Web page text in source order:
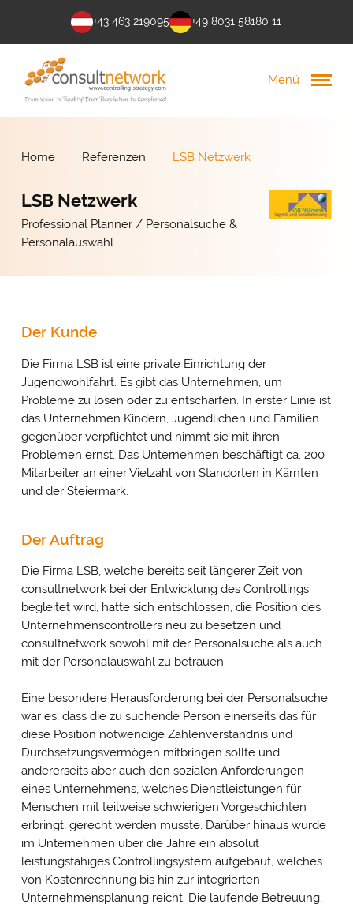
+43 463 219095 +49 8031 58180 11
Menü
Home Referenzen LSB Netzwerk
LSB Netzwerk
Professional Planner / Personalsuche &
Personalauswahl
Der Kunde
Die Firma LSB ist eine private Einrichtung der
Jugendwohlfahrt. Es gibt das Unternehmen, um
Probleme zu lösen oder zu entschärfen. In erster Linie ist
das Unternehmen Kindern, Jugendlichen und Familien
gegenüber verpflichtet und nimmt sie mit ihren
Problemen ernst. Das Unternehmen beschäftigt ca. 200
Mitarbeiter an einer Vielzahl von Standorten in Kärnten
und der Steiermark.
Der Auftrag
Die Firma LSB, welche bereits seit längerer Zeit von
consultnetwork bei der Entwicklung des Controllings
begleitet wird, hatte sich entschlossen, die Position des
Unternehmenscontrollers neu zu besetzen und
consultnetwork sowohl mit der Personalsuche als auch
mit der Personalauswahl zu betrauen.
Eine besondere Herausforderung bei der Personalsuche
war es, dass die zu suchende Person einerseits das für
diese Position notwendige Zahlenverständnis und
Durchsetzungsvermögen mitbringen sollte und
andererseits aber auch den sozialen Anforderungen
eines Unternehmens, welches Dienstleistungen für
Menschen mit teilweise schwierigen Vorgeschichten
erbringt, gerecht werden musste. Darüber hinaus wurde
im Unternehmen über die Jahre ein absolut
leistungsfähiges Controllingsystem aufgebaut, welches
von Kostenrechnung bis hin zur integrierten
Unternehmensplanung reicht. Die laufende Betreuung,